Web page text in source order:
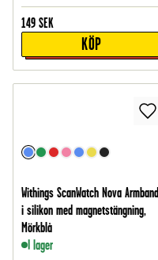
149 SEK
KÖP
Withings ScanWatch Nova Armband
i silikon med magnetstängning,
Mörkblå
I lager